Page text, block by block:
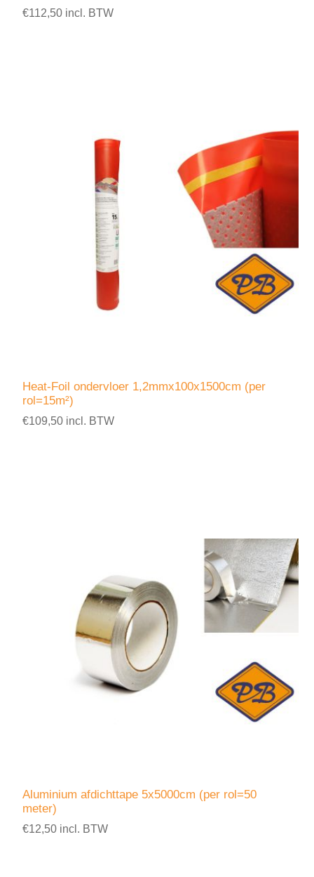
€112,50 incl. BTW
Heat-Foil ondervloer 1,2mmx100x1500cm (per
rol=15m²)
€109,50 incl. BTW
Aluminium afdichttape 5x5000cm (per rol=50
meter)
€12,50 incl. BTW